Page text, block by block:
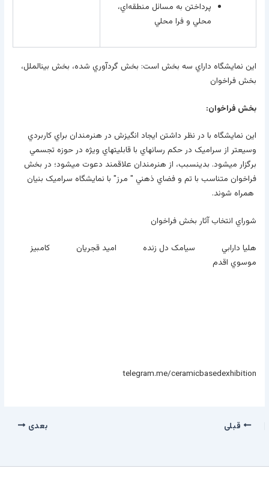
پرداختن به مسائل منطقه‌اي،
محلي و فرا محلي
اين نمايشگاه داراي سه بخش است: بخش گردآوري شده، بخش بين­الملل،
بخش فراخوان
بخش فراخوان:
اين نمايشگاه با در نظر داشتن ايجاد انگيزش در هنرمندان براي کاربردي
وسيع­تر از سراميک در حکم رسانه­اي با قابليت­هاي ويژه در حوزه تجسمي
برگزار مي­شود. بدين­سبب، از هنرمندان علاقمند دعوت مي­شود؛ در بخش
فراخوان متناسب با تم و فضاي ذهني " مرز" با نمايشگاه سراميک بنيان
همراه شوند.
شوراي انتخاب آثار بخش فراخوان
هليا دارابي سيامک دل زنده اميد قجريان کامبيز
موسوي اقدم
telegram.me/ceramicbasedexhibition
قبلی بعدی